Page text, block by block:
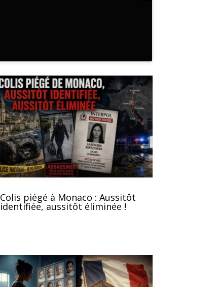
Colis piégé à Monaco : Aussitôt
identifiée, aussitôt éliminée !